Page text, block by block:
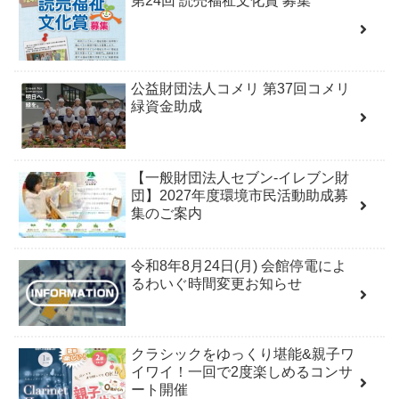
公益財団法人コメリ 第37回コメリ
緑資金助成
【一般財団法人セブン-イレブン財
団】2027年度環境市民活動助成募
集のご案内
令和8年8月24日(月) 会館停電によ
るわいぐ時間変更お知らせ
クラシックをゆっくり堪能&親子ワ
イワイ！一回で2度楽しめるコンサ
ート開催